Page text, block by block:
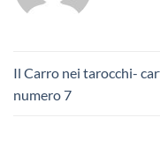
Il Carro nei tarocchi-
numero 7